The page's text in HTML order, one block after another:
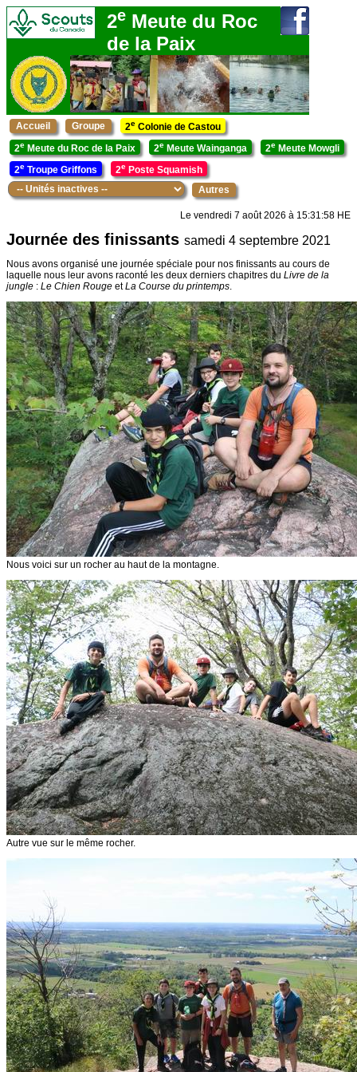
2e Meute du Roc
de la Paix
Accueil Groupe 2e Colonie de Castou
2e Meute du Roc de la Paix 2e Meute Wainganga 2e Meute Mowgli
2e Troupe Griffons 2e Poste Squamish
Autres
Le vendredi 7 août 2026 à 15:31:58 HE
Journée des finissants samedi 4 septembre 2021
Nous avons organisé une journée spéciale pour nos finissants au cours de
laquelle nous leur avons raconté les deux derniers chapitres du Livre de la
jungle : Le Chien Rouge etLa Course du printemps.
Nous voici sur un rocher au haut de la montagne.
Autre vue sur le même rocher.